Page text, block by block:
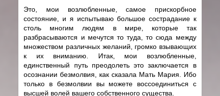
Это, мои возлюбленные, самое прискорбное
состояние, и я испытываю большое сострадание к
столь многим людям в мире, которые так
разбрасываются и мечутся то туда, то сюда между
множеством различных желаний, громко взывающих
к их вниманию. Итак, мои возлюбленные,
единственный путь преодолеть это заключается в
осознании безмолвия, как сказала Мать Мария. Ибо
только в безмолвии вы можете воссоединиться с
высшей волей вашего собственного существа.